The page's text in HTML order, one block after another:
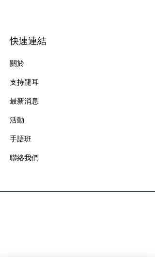
快速連結
關於
支持龍耳
最新消息
​活動
手語班
​聯絡我們